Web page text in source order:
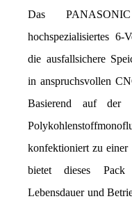
Das
hochspezialisiertes 6-
die ausfallsichere
in anspruchsvollen
Basierend auf der
konfektioniert zu einer
bietet dieses Pack
Lebensdauer und